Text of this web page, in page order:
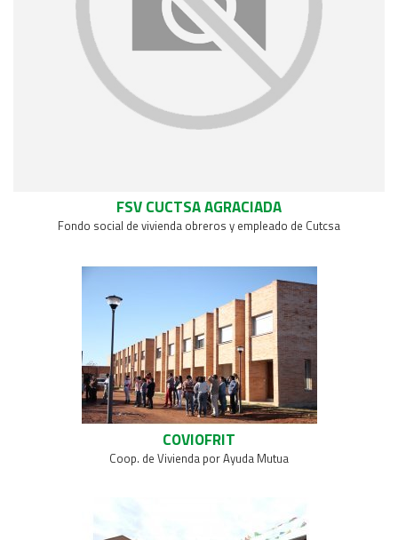
FSV CUCTSA AGRACIADA
Fondo social de vivienda obreros y empleado de Cutcsa
COVIOFRIT
Coop. de Vivienda por Ayuda Mutua